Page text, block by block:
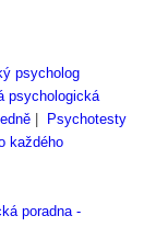
psycholog
psychologická
|
Psychotesty
každého
poradna -